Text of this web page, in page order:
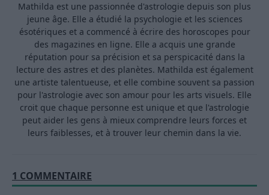
Mathilda est une passionnée d'astrologie depuis son plus
jeune âge. Elle a étudié la psychologie et les sciences
ésotériques et a commencé à écrire des horoscopes pour
des magazines en ligne. Elle a acquis une grande
réputation pour sa précision et sa perspicacité dans la
lecture des astres et des planètes. Mathilda est également
une artiste talentueuse, et elle combine souvent sa passion
pour l'astrologie avec son amour pour les arts visuels. Elle
croit que chaque personne est unique et que l'astrologie
peut aider les gens à mieux comprendre leurs forces et
leurs faiblesses, et à trouver leur chemin dans la vie.
1 COMMENTAIRE